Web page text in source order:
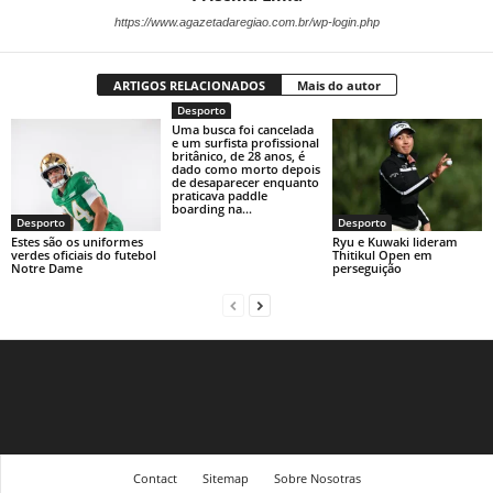
https://www.agazetadaregiao.com.br/wp-login.php
ARTIGOS RELACIONADOS Mais do autor
Desporto
Estes são os uniformes
verdes oficiais do futebol
Notre Dame
Desporto
Uma busca foi cancelada
e um surfista profissional
britânico, de 28 anos, é
dado como morto depois
de desaparecer enquanto
praticava paddle
boarding na...
Desporto
Ryu e Kuwaki lideram
Thitikul Open em
perseguição
Contact Sitemap Sobre Nosotras